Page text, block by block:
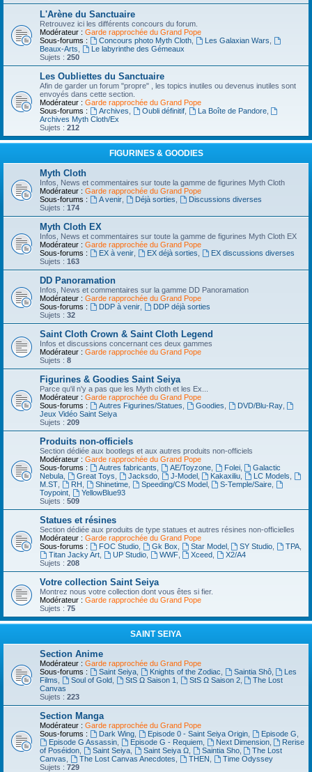
L'Arène du Sanctuaire
Retrouvez ici les différents concours du forum.
Modérateur : Garde rapprochée du Grand Pope
Sous-forums :
Concours photo Myth Cloth, Les Galaxian Wars
Beaux-Arts
Le labyrinthe des Gémeaux
Sujets : 250
Les Oubliettes du Sanctuaire
Afin de garder un forum "propre" , les topics inutiles ou devenus inutiles sont
envoyés dans cette section.
Modérateur : Garde rapprochée du Grand Pope
Sous-forums :
Archives Oubli définitif, La Boîte de Pandore,
Archives Myth Cloth/Ex
Sujets : 212
FIGURINES & GOODIES
Myth Cloth
Infos, News et commentaires sur toute la gamme de figurines Myth Cloth
Modérateur : Garde rapprochée du Grand Pope
Sous-forums :
A venir, Déjà sorties
Discussions diverses
Sujets : 174
Myth Cloth EX
Infos, News et commentaires sur toute la gamme de figurines Myth Cloth EX
Modérateur : Garde rapprochée du Grand Pope
Sous-forums :
EX à venir, EX déjà sorties
EX discussions diverses
Sujets : 163
DD Panoramation
Infos, News et commentaires sur la gamme DD Panoramation
Modérateur : Garde rapprochée du Grand Pope
Sous-forums :
DDP à venir,
DDP déjà sorties
Sujets : 32
Saint Cloth Crown & Saint Cloth Legend
Infos et discussions concernant ces deux gammes
Modérateur : Garde rapprochée du Grand Pope
Sujets : 8
Figurines & Goodies Saint Seiya
Parce qu'il n'y a pas que les Myth cloth et les Ex...
Modérateur : Garde rapprochée du Grand Pope
Sous-forums :
Autres Figurines/Statues Goodies DVD/Blu-Ray,
Jeux Vidéo Saint Seiya
Sujets : 209
Produits non-officiels
Section dédiée aux bootlegs et aux autres produits non-officiels
Modérateur : Garde rapprochée du Grand Pope
Sous-forums :
Autres fabricants AE/Toyzone, Folei,
Galactic
Nebula
Great Toys Jacksdo, J-Model, Kakaxiliu LC Models
M.ST
RH Shinetime, Speeding/CS Model, S-Temple/Saire
Toypoint
YellowBlue93
Sujets : 509
Statues et résines
Section dédiée aux produits de type statues et autres résines non-officielles
Modérateur : Garde rapprochée du Grand Pope
Sous-forums :
FOC Studio, Gk Box Star Model, SY Studio TPA
Titan Jacky Art, UP Studio, WWF, Xceed
X2/A4
Sujets : 208
Votre collection Saint Seiya
Montrez nous votre collection dont vous êtes si fier.
Modérateur : Garde rapprochée du Grand Pope
Sujets : 75
SAINT SEIYA
Section Anime
Modérateur : Garde rapprochée du Grand Pope
Sous-forums :
Saint Seiya, Knights of the Zodiac Saintia Shô,
Les
Films
Soul of Gold, StS Ω Saison 1 StS Ω Saison 2,
The Lost
Canvas
Sujets : 223
Section Manga
Modérateur : Garde rapprochée du Grand Pope
Sous-forums :
Dark Wing, Episode 0 - Saint Seiya Origin, Episode G
Episode G Assassin, Episode G - Requiem, Next Dimension,
Rerise
of Poséidon
Saint Seiya, Saint Seiya Ω, Saintia Sho,
The Lost
Canvas
The Lost Canvas Anecdotes THEN
Time Odyssey
Sujets : 729